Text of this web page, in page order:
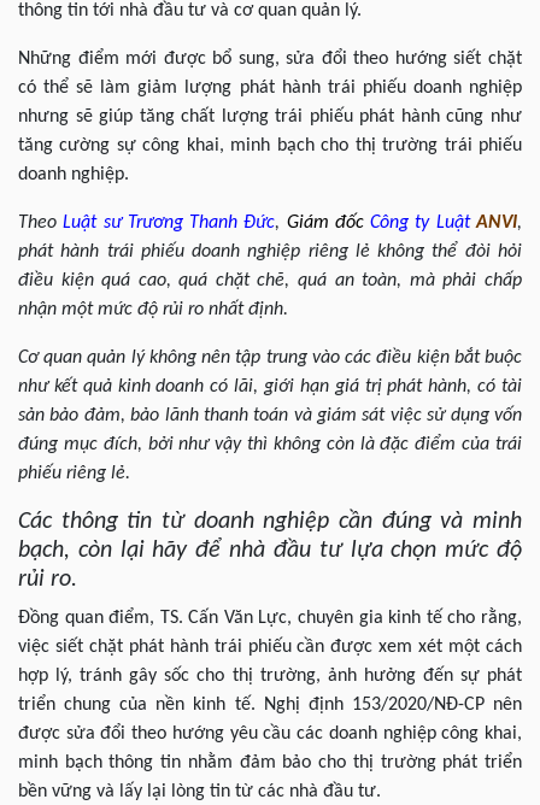
thông tin tới nhà đầu tư và cơ quan quản lý.
Những điểm mới được bổ sung, sửa đổi theo hướng siết chặt
có thể sẽ làm giảm lượng phát hành trái phiếu doanh nghiệp
nhưng sẽ giúp tăng chất lượng trái phiếu phát hành cũng như
tăng cường sự công khai, minh bạch cho thị trường trái phiếu
doanh nghiệp.
TheoLuật sư Trương Thanh Đức, Giám đốcCông ty Luật ANVI,
phát hành trái phiếu doanh nghiệp riêng lẻ không thể đòi hỏi
điều kiện quá cao, quá chặt chẽ, quá an toàn, mà phải chấp
nhận một mức độ rủi ro nhất định.
Cơ quan quản lý không nên tập trung vào các điều kiện bắt buộc
như kết quả kinh doanh có lãi, giới hạn giá trị phát hành, có tài
sản bảo đảm, bảo lãnh thanh toán và giám sát việc sử dụng vốn
đúng mục đích, bởi như vậy thì không còn là đặc điểm của trái
phiếu riêng lẻ.
Các thông tin từ doanh nghiệp cần đúng và minh
bạch, còn lại hãy để nhà đầu tư lựa chọn mức độ
rủi ro.
Đồng quan điểm, TS. Cấn Văn Lực, chuyên gia kinh tế cho rằng,
việc siết chặt phát hành trái phiếu cần được xem xét một cách
hợp lý, tránh gây sốc cho thị trường, ảnh hưởng đến sự phát
triển chung của nền kinh tế. Nghị định 153/2020/NĐ-CP nên
được sửa đổi theo hướng yêu cầu các doanh nghiệp công khai,
minh bạch thông tin nhằm đảm bảo cho thị trường phát triển
bền vững và lấy lại lòng tin từ các nhà đầu tư.